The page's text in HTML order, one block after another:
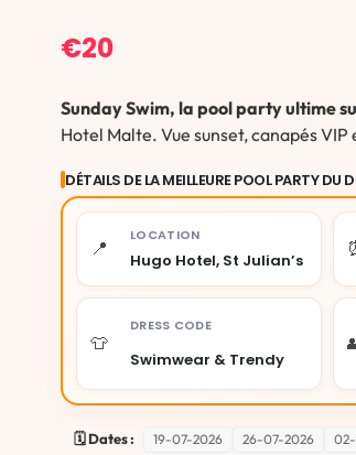
€20
Sunday Swim, la pool party ultime
Hotel Malte. Vue sunset, canapés
DÉTAILS DE LA MEILLEURE POOL PARTY DU
📍
LOCATION
Hugo Hotel, St Julian’s
👕
DRESS CODE
Swimwear & Trendy
🗓️ Dates : 19-07-2026 26-07-2026